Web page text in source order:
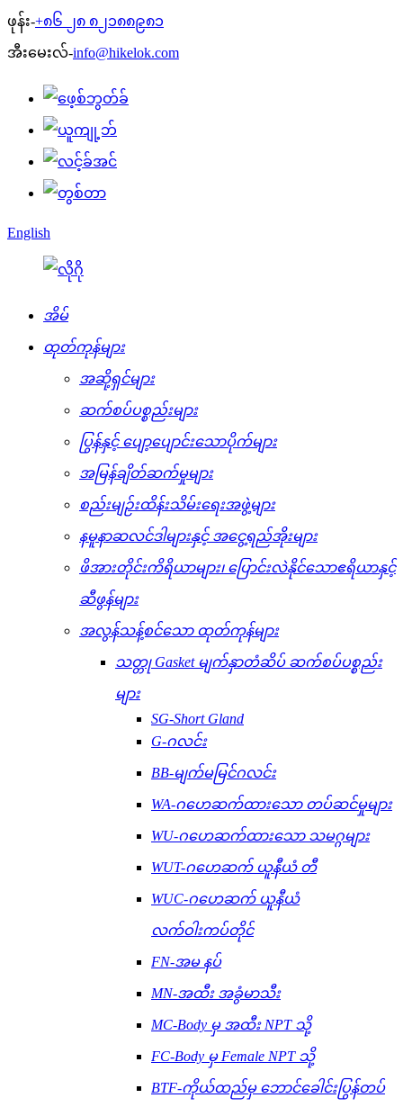
ဖုန်း-+၈၆ ၂၈ ၈၂၁၈၈၉၈၁
အီးမေးလ်-info@hikelok.com
English
အိမ်
ထုတ်ကုန်များ
အဆို့ရှင်များ
ဆက်စပ်ပစ္စည်းများ
ပြွန်နှင့် ပျော့ပျောင်းသောပိုက်များ
အမြန်ချိတ်ဆက်မှုများ
စည်းမျဉ်းထိန်းသိမ်းရေးအဖွဲ့များ
နမူနာဆလင်ဒါများနှင့် အငွေ့ရည်အိုးများ
ဖိအားတိုင်းကိရိယာများ၊ ပြောင်းလဲနိုင်သောဧရိယာနှင့်
ဆီဖွန်များ
အလွန်သန့်စင်သော ထုတ်ကုန်များ
သတ္တု Gasket မျက်နှာတံဆိပ် ဆက်စပ်ပစ္စည်း
များ
SG-Short Gland
G-ဂလင်း
BB-မျက်မမြင်ဂလင်း
WA-ဂဟေဆက်ထားသော တပ်ဆင်မှုများ
WU-ဂဟေဆက်ထားသော သမဂ္ဂများ
WUT-ဂဟေဆက် ယူနီယံ တီ
WUC-ဂဟေဆက် ယူနီယံ
လက်ဝါးကပ်တိုင်
FN-အမ နပ်
MN-အထီး အခွံမာသီး
MC-Body မှ အထီး NPT သို့
FC-Body မှ Female NPT သို့
BTF-ကိုယ်ထည်မှ ဘောင်ခေါင်းပြွန်တပ်